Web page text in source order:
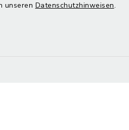
unseren Datenschutzhinweisen.